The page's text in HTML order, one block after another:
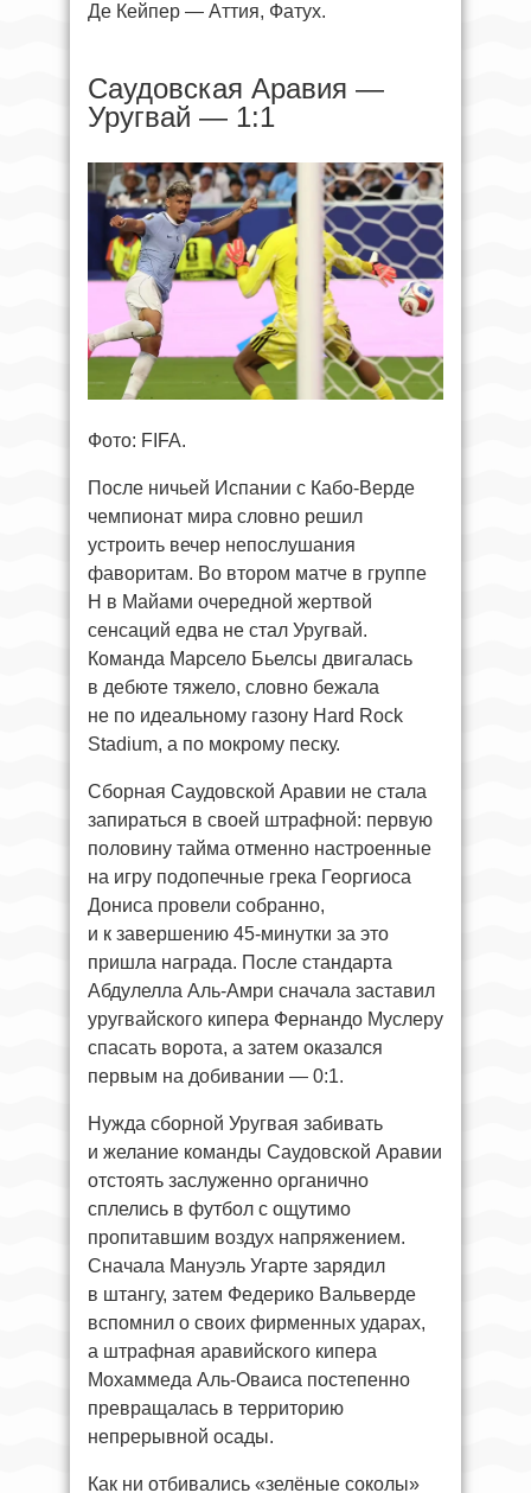
Де Кейпер — Аттия, Фатух.
Саудовская Аравия —
Уругвай — 1:1
Фото: FIFA.
После ничьей Испании с Кабо-Верде
чемпионат мира словно решил
устроить вечер непослушания
фаворитам. Во втором матче в группе
H в Майами очередной жертвой
сенсаций едва не стал Уругвай.
Команда Марсело Бьелсы двигалась
в дебюте тяжело, словно бежала
не по идеальному газону Hard Rock
Stadium, а по мокрому песку.
Сборная Саудовской Аравии не стала
запираться в своей штрафной: первую
половину тайма отменно настроенные
на игру подопечные грека Георгиоса
Дониса провели собранно,
и к завершению 45-минутки за это
пришла награда. После стандарта
Абдулелла Аль-Амри сначала заставил
уругвайского кипера Фернандо Муслеру
спасать ворота, а затем оказался
первым на добивании — 0:1.
Нужда сборной Уругвая забивать
и желание команды Саудовской Аравии
отстоять заслуженно органично
сплелись в футбол с ощутимо
пропитавшим воздух напряжением.
Сначала Мануэль Угарте зарядил
в штангу, затем Федерико Вальверде
вспомнил о своих фирменных ударах,
а штрафная аравийского кипера
Мохаммеда Аль-Оваиса постепенно
превращалась в территорию
непрерывной осады.
Как ни отбивались «зелёные соколы»